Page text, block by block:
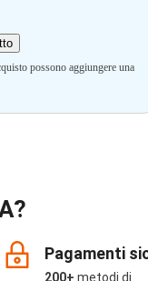
possono aggiungere una
Pagamenti
200+ metodi di